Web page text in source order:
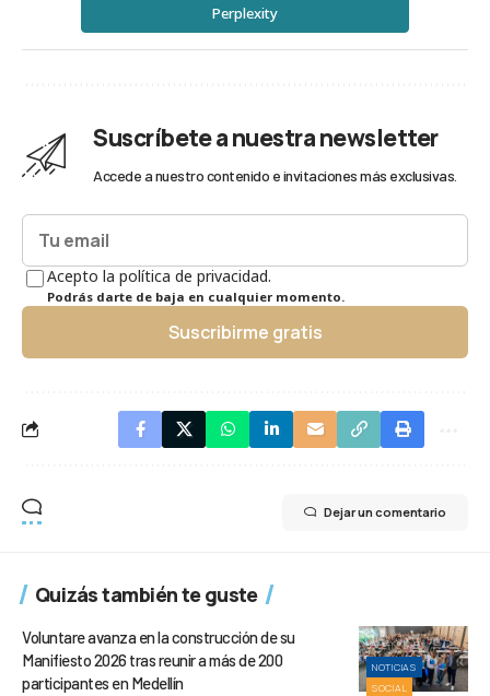
Perplexity
Suscríbete a nuestra newsletter
Accede a nuestro contenido e invitaciones más exclusivas.
Acepto la política de privacidad.
Podrás darte de baja en cualquier momento.
Suscribirme gratis
Dejar un comentario
Quizás también te guste
NOTICIAS
SOCIAL
Voluntare avanza en la construcción de su
Manifiesto 2026 tras reunir a más de 200
participantes en Medellín